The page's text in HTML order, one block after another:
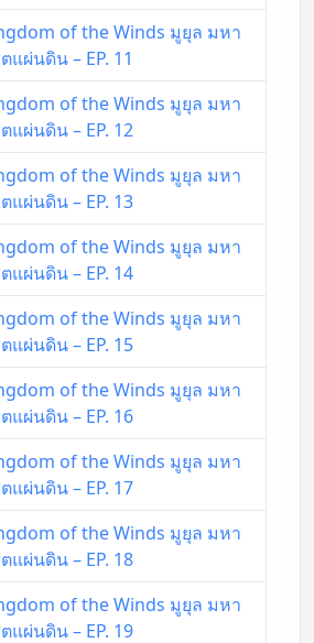
of the Winds มูยุล มหา
ผ่นดิน – EP. 11
of the Winds มูยุล มหา
แผ่นดิน – EP. 12
of the Winds มูยุล มหา
แผ่นดิน – EP. 13
of the Winds มูยุล มหา
แผ่นดิน – EP. 14
of the Winds มูยุล มหา
แผ่นดิน – EP. 15
of the Winds มูยุล มหา
แผ่นดิน – EP. 16
of the Winds มูยุล มหา
แผ่นดิน – EP. 17
of the Winds มูยุล มหา
แผ่นดิน – EP. 18
of the Winds มูยุล มหา
แผ่นดิน – EP. 19